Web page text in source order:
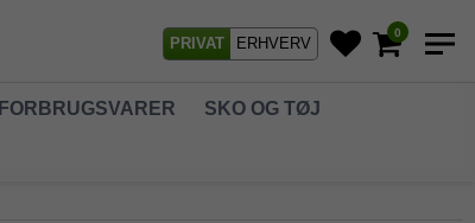
PRIVAT ERHVERV
0
FORBRUGSVARER SKO OG TØJ